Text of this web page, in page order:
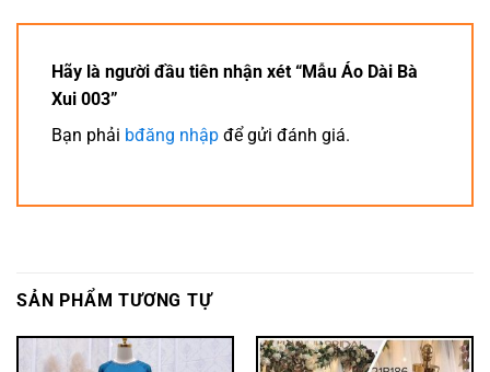
Hãy là người đầu tiên nhận xét “Mẫu Áo Dài Bà
Xui 003”
Bạn phải bđăng nhập để gửi đánh giá.
SẢN PHẨM TƯƠNG TỰ